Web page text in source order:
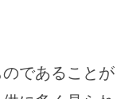
であることが